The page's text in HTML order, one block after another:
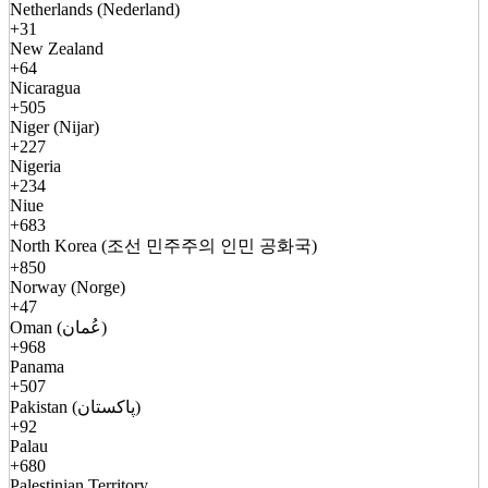
Netherlands (Nederland)
+31
New Zealand
+64
Nicaragua
+505
Niger (Nijar)
+227
Nigeria
+234
Niue
+683
North Korea (조선 민주주의 인민 공화국)
+850
Norway (Norge)
+47
Oman (عُمان)
+968
Panama
+507
Pakistan (پاکستان)
+92
Palau
+680